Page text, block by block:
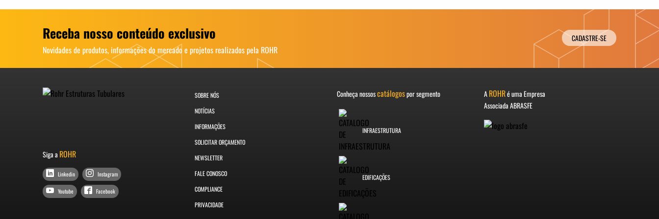
Receba nosso conteúdo exclusivo
Novidades de produtos, informações do mercado e projetos realizados pela ROHR
CADASTRE-SE
Siga a ROHR
Linkedin Instagram
Youtube Facebook
SOBRE NÓS
NOTÍCIAS
INFORMAÇÕES
SOLICITAR ORÇAMENTO
NEWSLETTER
FALE CONOSCO
COMPLIANCE
PRIVACIDADE
Conheça nossoscatálogospor segmento
INFRAESTRUTURA
EDIFICAÇÕES
AROHRé uma Empresa
Associada ABRASFE